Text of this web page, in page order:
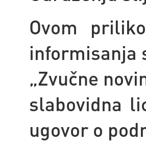
Ovom
informisanja
„Zvučne
slabovidna
ugovor o